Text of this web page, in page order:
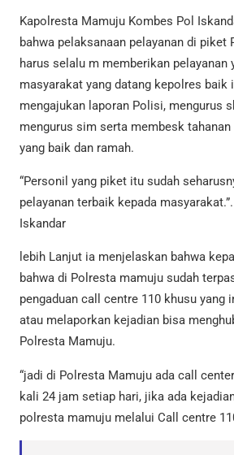
Kapolresta Mamuju Kombes Pol
bahwa pelaksanaan pelayanan di piket
harus selalu m memberikan pelayanan
masyarakat yang datang kepolres baik
mengajukan laporan Polisi, mengurus
mengurus sim serta membesk
yang baik dan ramah.
“Personil yang piket itu sudah
pelayanan terbaik kepada
Iskandar
lebih Lanjut ia menjelaskan bahwa
bahwa di Polresta mamuju sudah
pengaduan call centre 110 khusu yang
atau melaporkan kejadian bisa
Polresta Mamuju.
“jadi di Polresta Mamuju ada call
kali 24 jam setiap hari, jika ada
polresta mamuju melalui Call centre